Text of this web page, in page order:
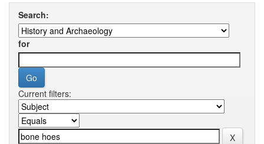
Search:
for
Current filters: